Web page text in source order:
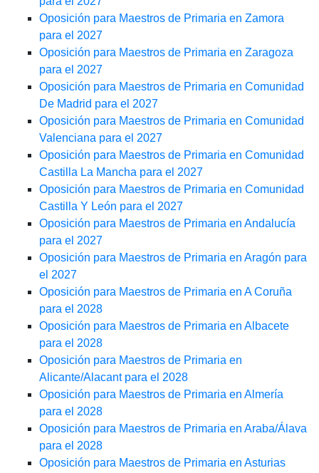
Oposición para Maestros de Primaria en Zamora
para el 2027
Oposición para Maestros de Primaria en Zaragoza
para el 2027
Oposición para Maestros de Primaria en Comunidad
De Madrid para el 2027
Oposición para Maestros de Primaria en Comunidad
Valenciana para el 2027
Oposición para Maestros de Primaria en Comunidad
Castilla La Mancha para el 2027
Oposición para Maestros de Primaria en Comunidad
Castilla Y León para el 2027
Oposición para Maestros de Primaria en Andalucía
para el 2027
Oposición para Maestros de Primaria en Aragón para
el 2027
Oposición para Maestros de Primaria en A Coruña
para el 2028
Oposición para Maestros de Primaria en Albacete
para el 2028
Oposición para Maestros de Primaria en
Alicante/Alacant para el 2028
Oposición para Maestros de Primaria en Almería
para el 2028
Oposición para Maestros de Primaria en Araba/Álava
para el 2028
Oposición para Maestros de Primaria en Asturias